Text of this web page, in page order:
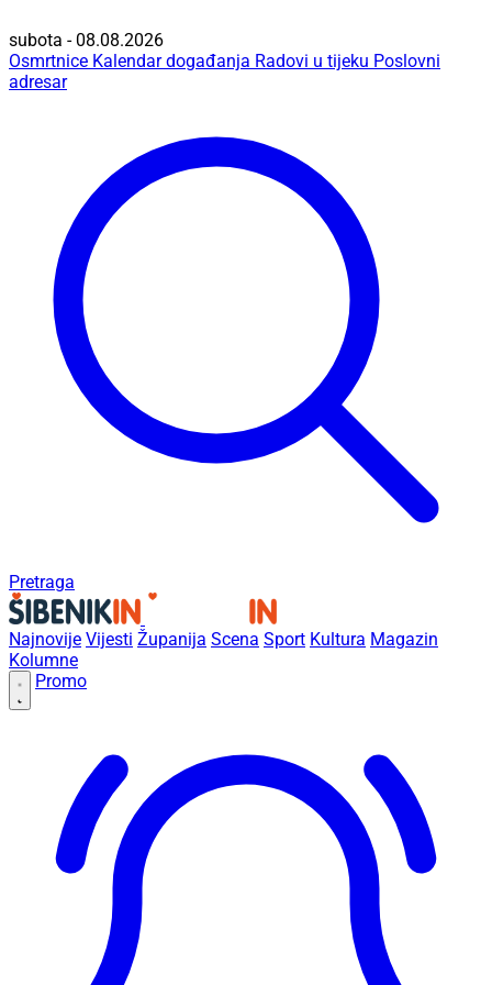
subota - 08.08.2026
Osmrtnice Kalendar događanja Radovi u tijeku Poslovni
adresar
Pretraga
Najnovije Vijesti Županija Scena Sport Kultura Magazin
Kolumne
Promo